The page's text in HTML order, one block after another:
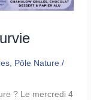
Pôle Nature /
? Le mercredi 4